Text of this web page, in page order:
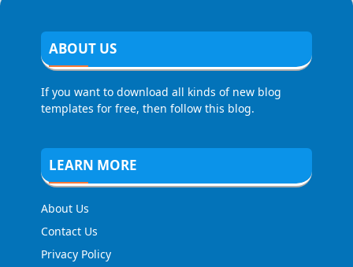
ABOUT US
If you want to download all kinds of new blog
templates for free, then follow this blog.
LEARN MORE
About Us
Contact Us
Privacy Policy